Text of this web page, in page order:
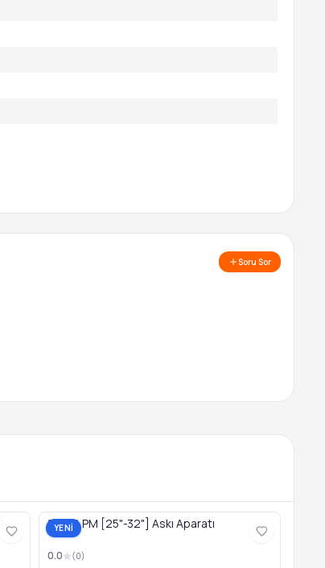
Soru Sor
YENİ
15056 PM [25"-32"] Askı Aparatı
0.0 (0)